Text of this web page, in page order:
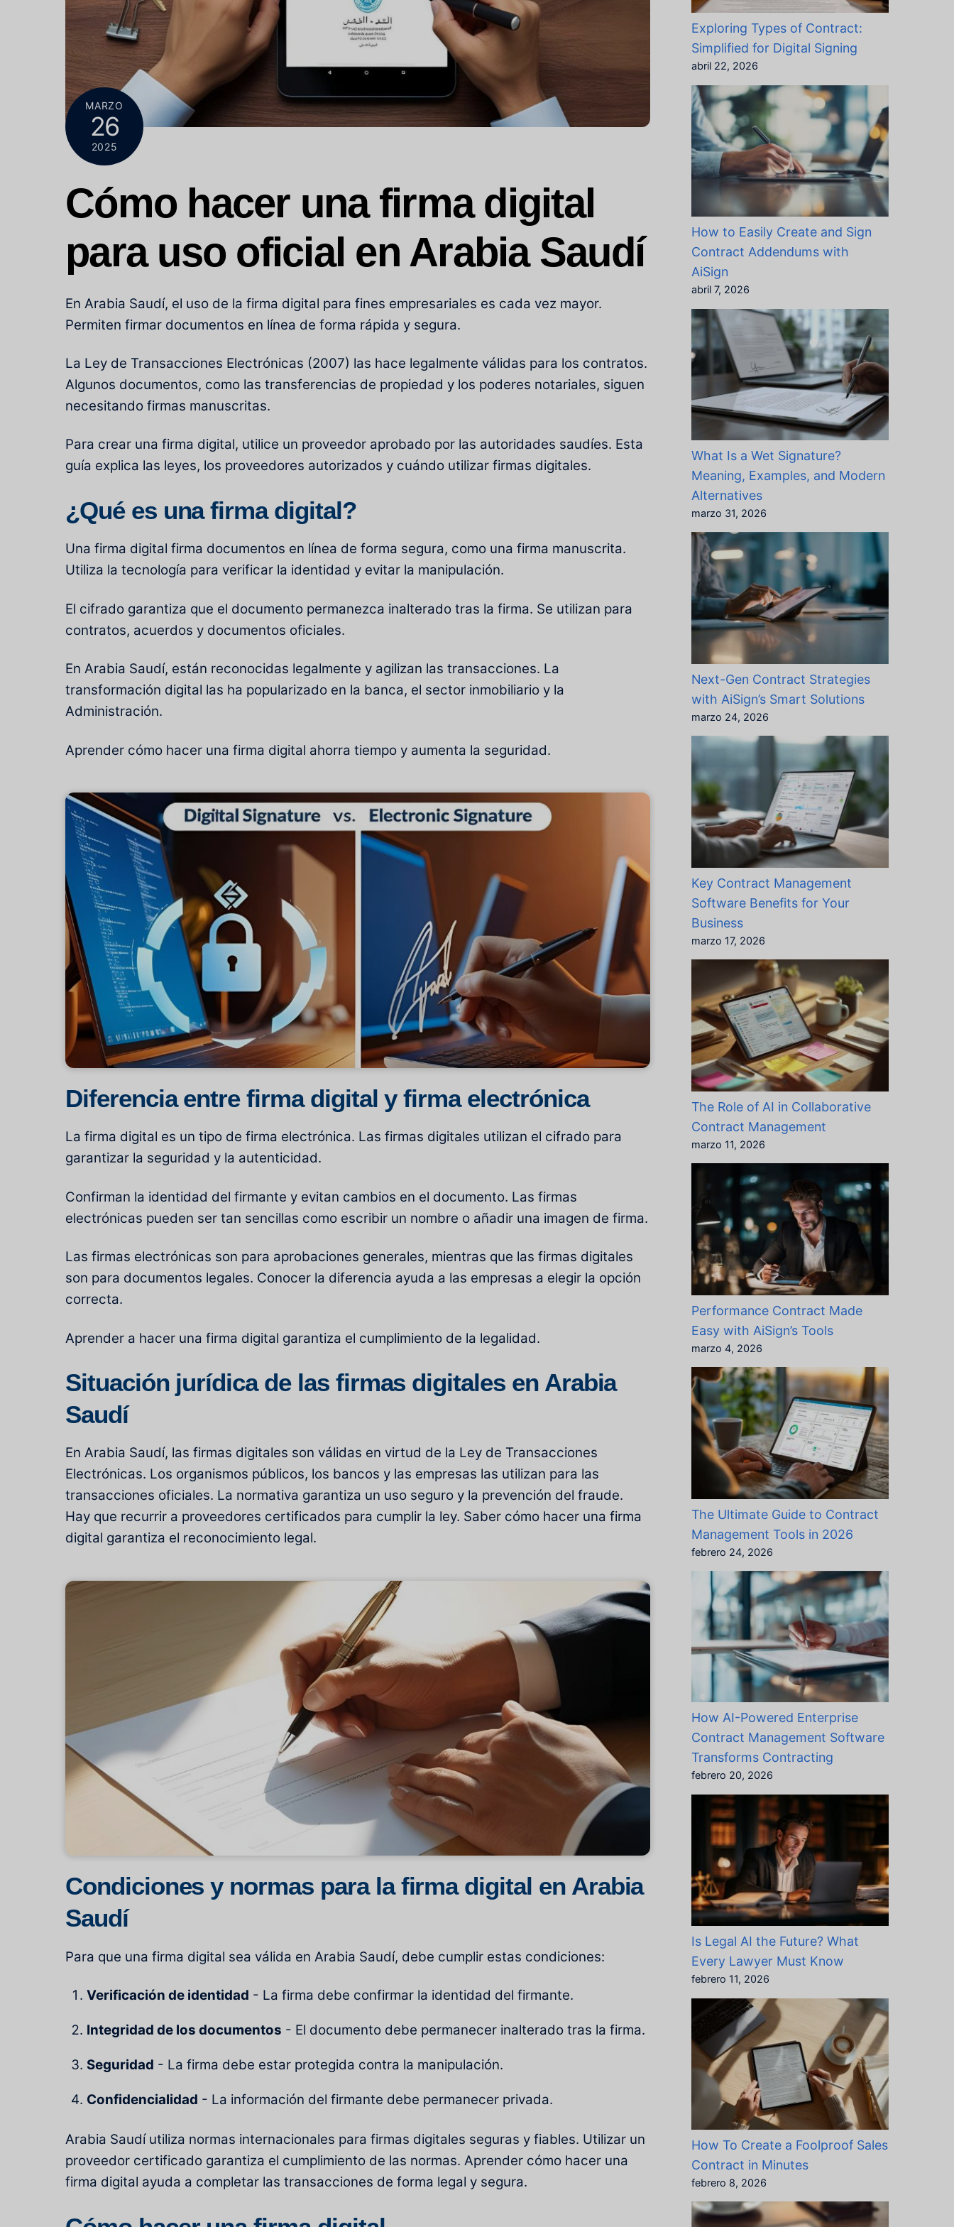
MARZO
26
2025
Cómo hacer una firma digital
para uso oficial en Arabia Saudí
En Arabia Saudí, el uso de la firma digital para fines empresariales es cada vez mayor.
Permiten firmar documentos en línea de forma rápida y segura.
La Ley de Transacciones Electrónicas (2007) las hace legalmente válidas para los contratos.
Algunos documentos, como las transferencias de propiedad y los poderes notariales, siguen
necesitando firmas manuscritas.
Para crear una firma digital, utilice un proveedor aprobado por las autoridades saudíes. Esta
guía explica las leyes, los proveedores autorizados y cuándo utilizar firmas digitales.
¿Qué es una firma digital?
Una firma digital firma documentos en línea de forma segura, como una firma manuscrita.
Utiliza la tecnología para verificar la identidad y evitar la manipulación.
El cifrado garantiza que el documento permanezca inalterado tras la firma. Se utilizan para
contratos, acuerdos y documentos oficiales.
En Arabia Saudí, están reconocidas legalmente y agilizan las transacciones. La
transformación digital las ha popularizado en la banca, el sector inmobiliario y la
Administración.
Aprender cómo hacer una firma digital ahorra tiempo y aumenta la seguridad.
Diferencia entre firma digital y firma electrónica
La firma digital es un tipo de firma electrónica. Las firmas digitales utilizan el cifrado para
garantizar la seguridad y la autenticidad.
Confirman la identidad del firmante y evitan cambios en el documento. Las firmas
electrónicas pueden ser tan sencillas como escribir un nombre o añadir una imagen de firma.
Las firmas electrónicas son para aprobaciones generales, mientras que las firmas digitales
son para documentos legales. Conocer la diferencia ayuda a las empresas a elegir la opción
correcta.
Aprender a hacer una firma digital garantiza el cumplimiento de la legalidad.
Situación jurídica de las firmas digitales en Arabia
Saudí
En Arabia Saudí, las firmas digitales son válidas en virtud de la Ley de Transacciones
Electrónicas. Los organismos públicos, los bancos y las empresas las utilizan para las
transacciones oficiales. La normativa garantiza un uso seguro y la prevención del fraude.
Hay que recurrir a proveedores certificados para cumplir la ley. Saber cómo hacer una firma
digital garantiza el reconocimiento legal.
Condiciones y normas para la firma digital en Arabia
Saudí
Para que una firma digital sea válida en Arabia Saudí, debe cumplir estas condiciones:
Verificación de identidad - La firma debe confirmar la identidad del firmante.
Integridad de los documentos - El documento debe permanecer inalterado tras la firma.
Seguridad - La firma debe estar protegida contra la manipulación.
Confidencialidad - La información del firmante debe permanecer privada.
Arabia Saudí utiliza normas internacionales para firmas digitales seguras y fiables. Utilizar un
proveedor certificado garantiza el cumplimiento de las normas. Aprender cómo hacer una
firma digital ayuda a completar las transacciones de forma legal y segura.
Exploring Types of Contract:
Simplified for Digital Signing
abril 22, 2026
How to Easily Create and Sign
Contract Addendums with
AiSign
abril 7, 2026
What Is a Wet Signature?
Meaning, Examples, and Modern
Alternatives
marzo 31, 2026
Next-Gen Contract Strategies
with AiSign’s Smart Solutions
marzo 24, 2026
Key Contract Management
Software Benefits for Your
Business
marzo 17, 2026
The Role of AI in Collaborative
Contract Management
marzo 11, 2026
Performance Contract Made
Easy with AiSign’s Tools
marzo 4, 2026
The Ultimate Guide to Contract
Management Tools in 2026
febrero 24, 2026
How AI-Powered Enterprise
Contract Management Software
Transforms Contracting
febrero 20, 2026
Is Legal AI the Future? What
Every Lawyer Must Know
febrero 11, 2026
How To Create a Foolproof Sales
Contract in Minutes
febrero 8, 2026